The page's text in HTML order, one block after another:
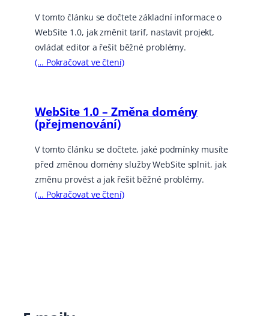
V tomto článku se dočtete základní informace o
WebSite 1.0, jak změnit tarif, nastavit projekt,
ovládat editor a řešit běžné problémy.
(… Pokračovat ve čtení)
WebSite 1.0 – Změna domény
(přejmenování)
V tomto článku se dočtete, jaké podmínky musíte
před změnou domény služby WebSite splnit, jak
změnu provést a jak řešit běžné problémy.
(… Pokračovat ve čtení)